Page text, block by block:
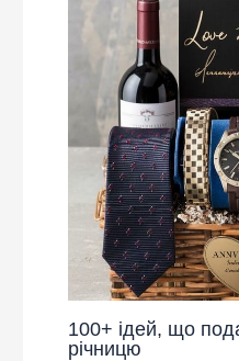
100+ ідей, що
річницю